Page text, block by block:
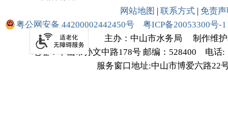
网站地图 | 联系方式| 免责声
粤公网安备 44200002442450号
粤ICP备20053300号-1
主办：中山市水务局
制作维
地址：中山市孙文中路178号 邮编：528400
电话:
服务窗口地址:中山市博爱六路22